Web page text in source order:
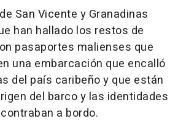
San Vicente y Granadinas
han hallado los restos de
pasaportes malienses que
una embarcación que encalló
del país caribeño y que están
del barco y las identidades
a bordo.